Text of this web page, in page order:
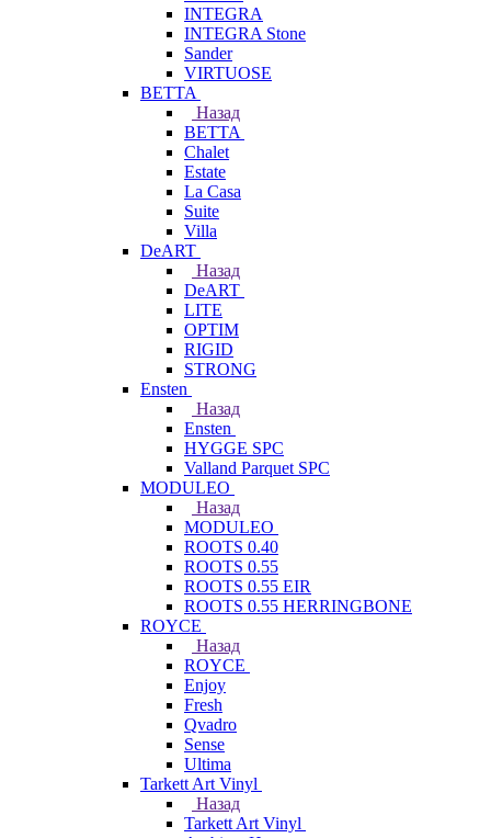
INTEGRA
INTEGRA Stone
Sander
VIRTUOSE
BETTA
Назад
BETTA
Chalet
Estate
La Casa
Suite
Villa
DeART
Назад
DeART
LITE
OPTIM
RIGID
STRONG
Ensten
Назад
Ensten
HYGGE SPC
Valland Parquet SPC
MODULEO
Назад
MODULEO
ROOTS 0.40
ROOTS 0.55
ROOTS 0.55 EIR
ROOTS 0.55 HERRINGBONE
ROYCE
Назад
ROYCE
Enjoy
Fresh
Qvadro
Sense
Ultima
Tarkett Art Vinyl
Назад
Tarkett Art Vinyl